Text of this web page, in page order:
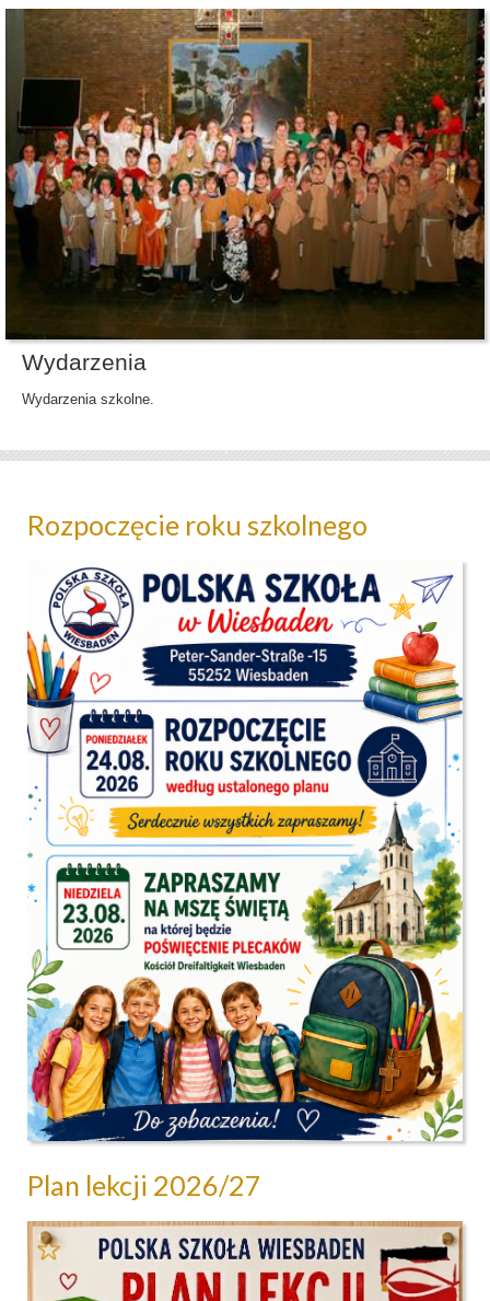
Wydarzenia
Wydarzenia szkolne.
Rozpoczęcie roku szkolnego
Plan lekcji 2026/27